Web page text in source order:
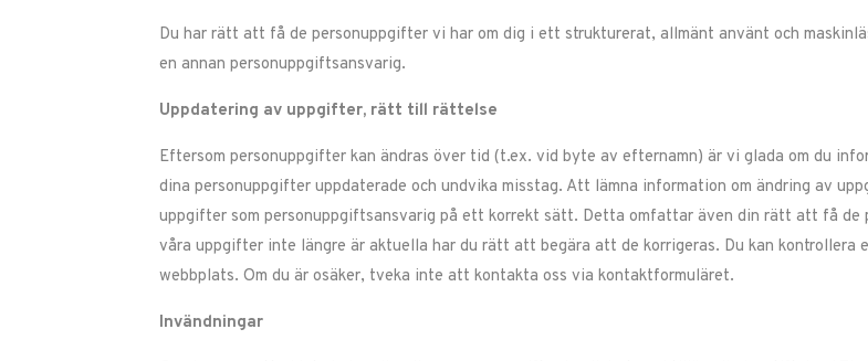
Du har rätt att få de personuppgifter vi har om dig i ett strukturerat, allmänt använt och
en annan personuppgiftsansvarig.
Uppdatering av uppgifter, rätt till rättelse
Eftersom personuppgifter kan ändras över tid (t.ex. vid byte av efternamn) är vi glada om du
dina personuppgifter uppdaterade och undvika misstag. Att lämna information om ändring av
uppgifter som personuppgiftsansvarig på ett korrekt sätt. Detta omfattar även din rätt att få de
våra uppgifter inte längre är aktuella har du rätt att begära att de korrigeras. Du kan kontrollera
webbplats. Om du är osäker, tveka inte att kontakta oss via kontaktformuläret.
Invändningar